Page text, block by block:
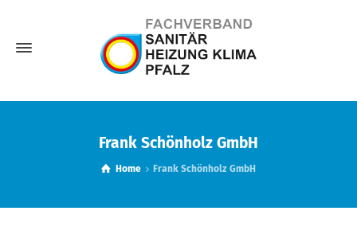
Frank Schönholz GmbH
Home Frank Schönholz GmbH